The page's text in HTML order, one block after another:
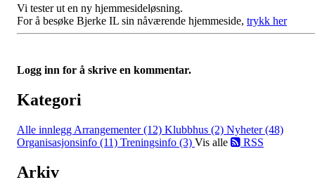
Vi tester ut en ny hjemmesideløsning.
For å besøke Bjerke IL sin nåværende hjemmeside, trykk her
Logg inn for å skrive en kommentar.
Kategori
Alle innlegg Arrangementer (12) Klubbhus (2) Nyheter (48)
Organisasjonsinfo (11) Treningsinfo (3) Vis alle RSS
Arkiv